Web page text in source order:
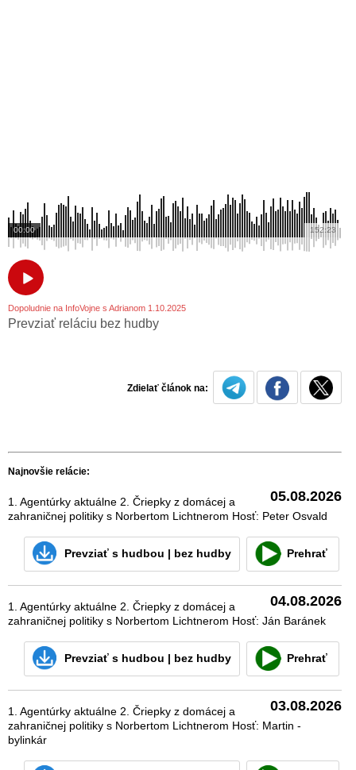
152:23
00:00
Dopoludnie na InfoVojne s Adrianom 1.10.2025
Prevziať reláciu bez hudby
Zdielať článok na:
Najnovšie relácie:
05.08.2026
1. Agentúrky aktuálne 2. Čriepky z domácej a
zahraničnej politiky s Norbertom Lichtnerom Hosť: Peter Osvald
Prevziať s hudbou | bez hudby Prehrať
04.08.2026
1. Agentúrky aktuálne 2. Čriepky z domácej a
zahraničnej politiky s Norbertom Lichtnerom Hosť: Ján Baránek
Prevziať s hudbou | bez hudby Prehrať
03.08.2026
1. Agentúrky aktuálne 2. Čriepky z domácej a
zahraničnej politiky s Norbertom Lichtnerom Hosť: Martin -
bylinkár